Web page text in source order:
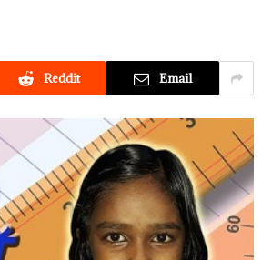
Reddit Email